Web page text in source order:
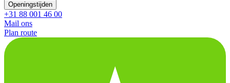
Openingstijden
+31 88 001 46 00
Mail ons
Plan route